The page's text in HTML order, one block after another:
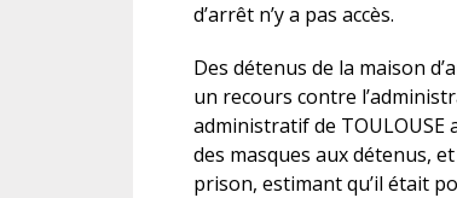
d’arrêt n’y a pas accès.
Des détenus de la maison
un recours contre
administratif de
des masques aux détenus,
prison, estimant qu’il était